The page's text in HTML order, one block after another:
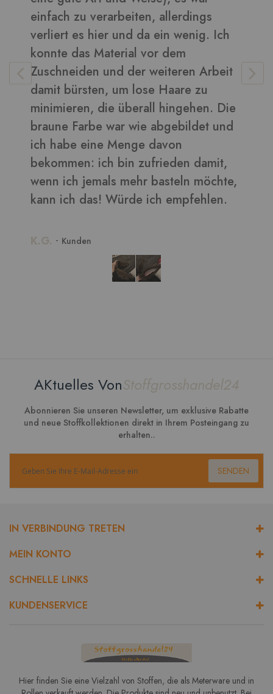
Ich
Die
und
AKtuelles VonStoffgrosshandel24
Abonnieren Sie unseren Newsletter, um exklusive Rabatte
und neue Stoffkollektionen direkt in Ihrem Posteingang zu
erhalten..
SENDEN
IN VERBINDUNG TRETEN
MEIN KONTO
SCHNELLE LINKS
KUNDENSERVICE
Hier finden Sie eine Vielzahl von Stoffen, die als Meterware und in